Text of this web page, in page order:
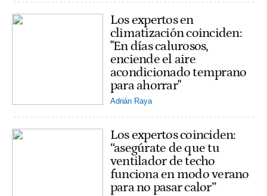
Los expertos en
climatización coinciden:
"En días calurosos,
enciende el aire
acondicionado temprano
para ahorrar"
Adrián Raya
Los expertos coinciden:
“asegúrate de que tu
ventilador de techo
funciona en modo verano
para no pasar calor”